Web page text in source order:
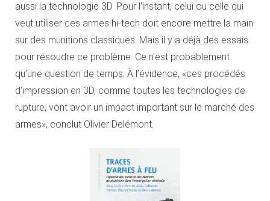
aussi la technologie 3D. Pour l’instant, celui ou celle qui
veut utiliser ces armes hi-tech doit encore mettre la main
sur des munitions classiques. Mais il y a déjà des essais
pour résoudre ce problème. Ce n’est probablement
qu’une question de temps. À l’évidence, «ces procédés
d’impression en 3D, comme toutes les technologies de
rupture, vont avoir un impact important sur le marché des
armes», conclut Olivier Delémont.